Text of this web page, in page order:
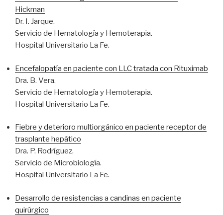
Hickman
Dr. I. Jarque.
Servicio de Hematología y Hemoterapia.
Hospital Universitario La Fe.
Encefalopatía en paciente con LLC tratada con Rituximab
Dra. B. Vera.
Servicio de Hematología y Hemoterapia.
Hospital Universitario La Fe.
Fiebre y deterioro multiorgánico en paciente receptor de
trasplante hepático
Dra. P. Rodríguez.
Servicio de Microbiología.
Hospital Universitario La Fe.
Desarrollo de resistencias a candinas en paciente
quirúrgico